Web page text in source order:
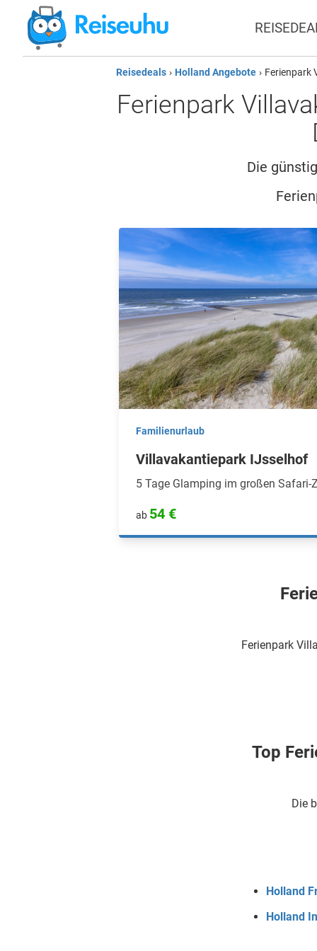
Reisedeals › Holland Angebote › Ferienpark
Ferienpark
Die
Familienurlaub
Villavakantiepark IJsselhof
5 Tage Glamping im großen Safari-
ab 54 €
Ferienpark
Top
Die
Holland
Holland